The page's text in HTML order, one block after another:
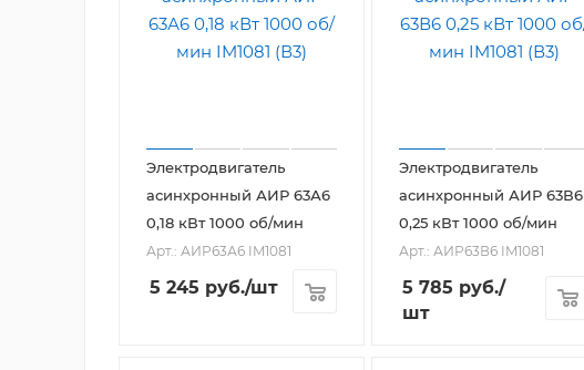
Электродвигатель
асинхронный АИР 63А6
0,18 кВт 1000 об/мин
Арт.: АИР63А6 IM1081
5 245 руб./шт
Электродвигатель
асинхронный АИР 63В6
0,25 кВт 1000 об/мин
Арт.: АИР63В6 IM1081
5 785 руб./
шт